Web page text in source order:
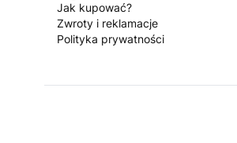
Jak kupować?
Zwroty i reklamacje
Polityka prywatności